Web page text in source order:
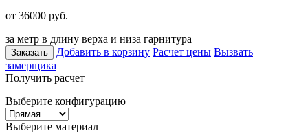
от 36000 руб.
за метр в длину верха и низа гарнитура
Заказать Добавить в корзину Расчет цены Вызвать
замерщика
Получить расчет
Выберите конфигурацию
Выберите материал